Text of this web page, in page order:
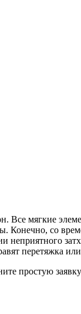
Все мягкие
Конечно, со
перетяжка
простую